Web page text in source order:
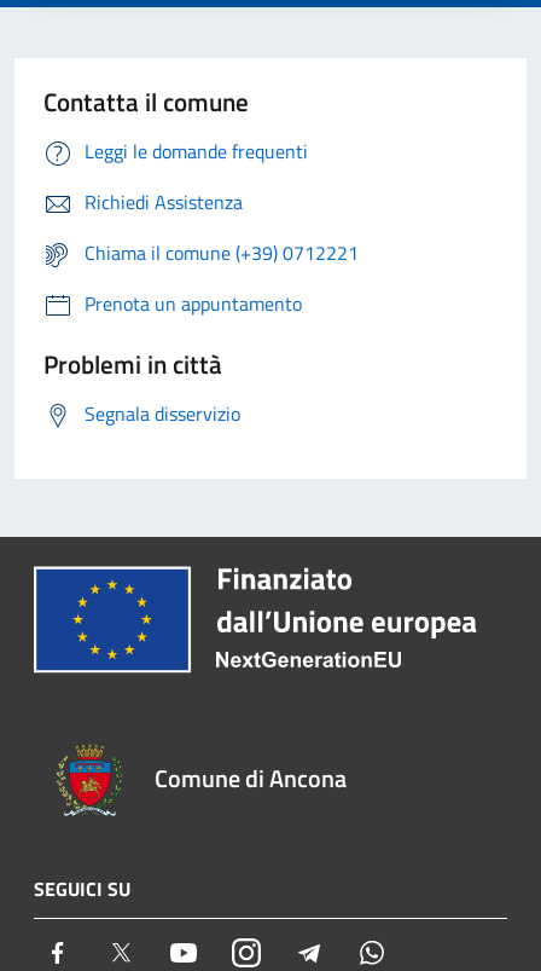
Contatta il comune
Leggi le domande frequenti
Richiedi Assistenza
Chiama il comune (+39) 0712221
Prenota un appuntamento
Problemi in città
Segnala disservizio
Comune di Ancona
SEGUICI SU
Facebook Twitter YoutubeInstagram Telegram